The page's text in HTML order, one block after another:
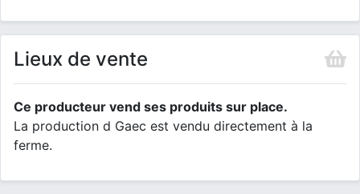
Lieux de vente
Ce producteur vend ses produits sur place.
La production d Gaec est vendu directement à la
ferme.